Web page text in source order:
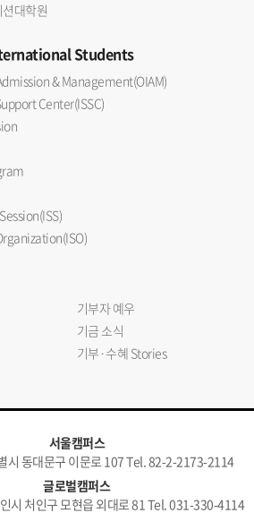
대학원
Students
& Management(OIAM)
Center(ISSC)
기부자 예우
기금 소식
기부·수혜 Stories
서울캠퍼스
시 동대문구 이문로 107 Tel. 82-2-2173-2114
글로벌캠퍼스
시 처인구 모현읍 외대로 81 Tel. 031-330-4114